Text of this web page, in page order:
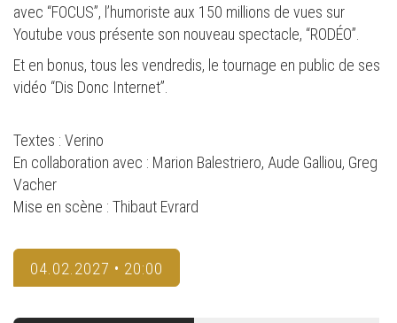
avec “FOCUS”, l’humoriste aux 150 millions de vues sur
Youtube vous présente son nouveau spectacle, “RODÉO”.
Et en bonus, tous les vendredis, le tournage en public de ses
vidéo “Dis Donc Internet”.
Textes : Verino
En collaboration avec : Marion Balestriero, Aude Galliou, Greg
Vacher
Mise en scène : Thibaut Evrard
04.02.2027 • 20:00